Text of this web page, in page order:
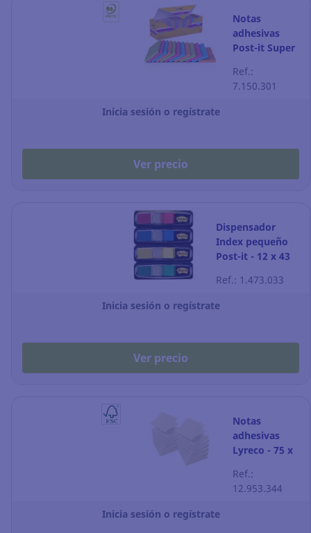
Notas
adhesivas
Post-it Super
76 mm -
colores
Ref.:
7.150.301
Inicia sesión o regístrate
Ver precio
Dispensador
Index pequeño
Post-it - 12 x 43
clásicos - Pack de
Ref.: 1.473.033
Inicia sesión o regístrate
Ver precio
Notas
adhesivas
Lyreco - 75 x
amarillo -
Pack de 12
Ref.:
12.953.344
Inicia sesión o regístrate